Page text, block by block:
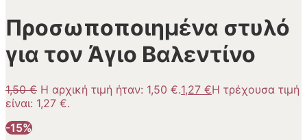
Προσωποποιημένα στυλό
για τον Άγιο Βαλεντίνο
1,50€ Η αρχική τιμή ήταν: 1,50 €.1,27 €Η τρέχουσα τιμή
είναι: 1,27 €.
-15%